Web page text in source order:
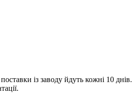
із заводу йдуть кожні 10